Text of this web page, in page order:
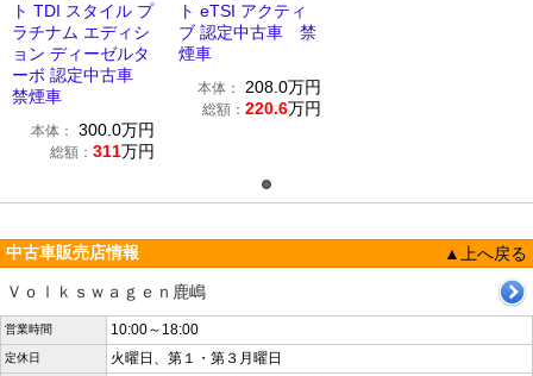
ト TDI スタイル プ
ラチナム エディシ
ョン ディーゼルタ
ーボ 認定中古車
禁煙車
本体： 300.0万円
総額： 311万円
ト eTSI アクティ
ブ 認定中古車 禁
煙車
本体： 208.0万円
総額： 220.6万円
中古車販売店情報
▲上へ戻る
Ｖｏｌｋｓｗａｇｅｎ鹿嶋
営業時間 10:00～18:00
定休日 火曜日、第１・第３月曜日